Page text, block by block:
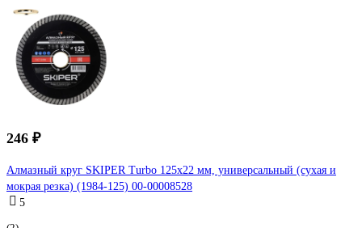
246 ₽
Алмазный круг SKIPER Turbo 125x22 мм, универсальный (сухая и
мокрая резка) (1984-125) 00-00008528
5